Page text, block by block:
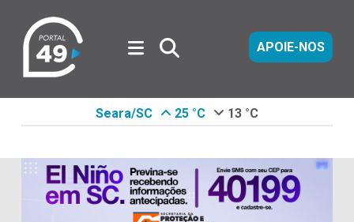
APOIE-NOS
Seara/SC 25 °C 13 °C